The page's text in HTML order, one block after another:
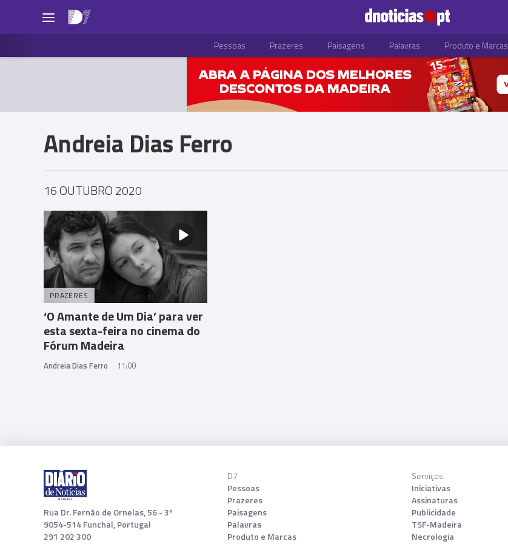
Pessoas Prazeres Paisagens Palavras Produto e Marcas
Andreia Dias Ferro
16 OUTUBRO 2020
PRAZERES
‘O Amante de Um Dia’ para ver
esta sexta-feira no cinema do
Fórum Madeira
Andreia Dias Ferro 11:00
Rua Dr. Fernão de Ornelas, 56 - 3º
9054-514 Funchal, Portugal
291 202 300
D7
Pessoas
Prazeres
Paisagens
Palavras
Produto e Marcas
Serviços
Iniciativas
Assinaturas
Publicidade
TSF-Madeira
Necrologia